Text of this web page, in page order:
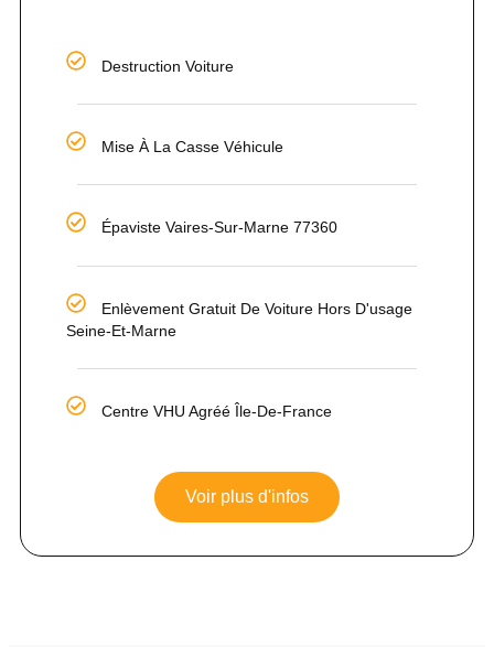
Destruction Voiture
Mise À La Casse Véhicule
Épaviste Vaires-Sur-Marne 77360
Enlèvement Gratuit De Voiture Hors D'usage
Seine-Et-Marne
Centre VHU Agréé Île-De-France
Voir plus d'infos